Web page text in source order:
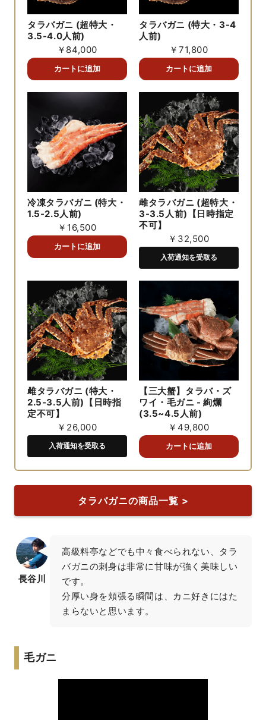
タラバガニ (超特大・
3.5-4.0人前)
￥84,000
タラバガニ (特大・3-4
人前)
￥71,800
冷凍タラバガニ (特大・
1.5-2.5人前)
￥16,500
雌タラバガニ (超特大・
3-3.5人前)【日時指定
不可】
￥32,500
入荷通知を受取る
雌タラバガニ (特大・
2.5-3.5人前)【日時指
定不可】
￥26,000
入荷通知を受取る
【三大蟹】タラバ・ズ
ワイ・毛ガニ - 絢爛
(3.5~4.5人前)
￥49,800
タラバガニの商品一覧 >
長谷川
高級料亭などでも中々食べられない、タラ
バガニの刺身は非常に甘味が強く美味しい
です。
分厚い身を頬張る瞬間は、カニ好きにはた
まらないと思います。
毛ガニ